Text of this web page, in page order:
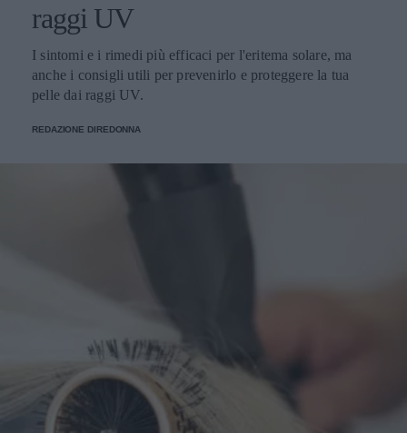
raggi UV
I sintomi e i rimedi più efficaci per l'eritema solare, ma
anche i consigli utili per prevenirlo e proteggere la tua
pelle dai raggi UV.
REDAZIONE DIREDONNA